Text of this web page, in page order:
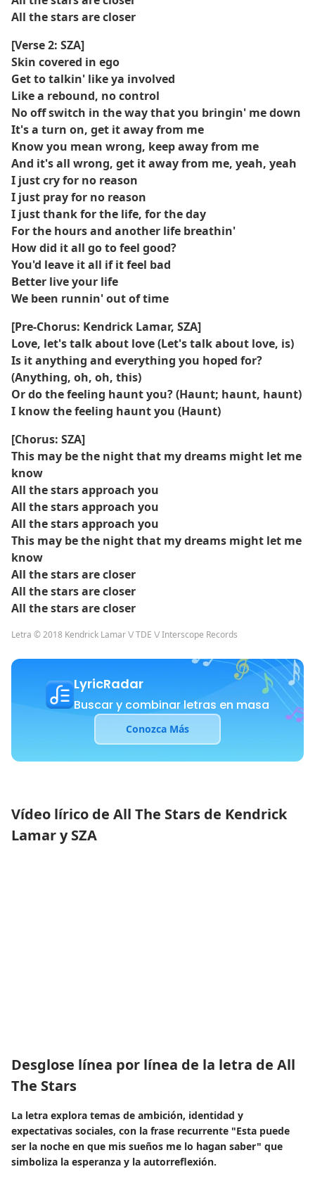
All the stars are closer
[Verse 2: SZA]
Skin covered in ego
Get to talkin' like ya involved
Like a rebound, no control
No off switch in the way that you bringin' me down
It's a turn on, get it away from me
Know you mean wrong, keep away from me
And it's all wrong, get it away from me, yeah, yeah
I just cry for no reason
I just pray for no reason
I just thank for the life, for the day
For the hours and another life breathin'
How did it all go to feel good?
You'd leave it all if it feel bad
Better live your life
We been runnin' out of time
[Pre-Chorus: Kendrick Lamar, SZA]
Love, let's talk about love (Let's talk about love, is)
Is it anything and everything you hoped for?
(Anything, oh, oh, this)
Or do the feeling haunt you? (Haunt; haunt, haunt)
I know the feeling haunt you (Haunt)
[Chorus: SZA]
This may be the night that my dreams might let me
know
All the stars approach you
All the stars approach you
All the stars approach you
This may be the night that my dreams might let me
know
All the stars are closer
All the stars are closer
All the stars are closer
Letra © 2018 Kendrick Lamar \/ TDE \/ Interscope Records
LyricRadar
Buscar y combinar letras en masa
Conozca Más
Vídeo lírico de All The Stars de Kendrick
Lamar y SZA
Desglose línea por línea de la letra de All
The Stars
La letra explora temas de ambición, identidad y
expectativas sociales, con la frase recurrente "Esta puede
ser la noche en que mis sueños me lo hagan saber" que
simboliza la esperanza y la autorreflexión.